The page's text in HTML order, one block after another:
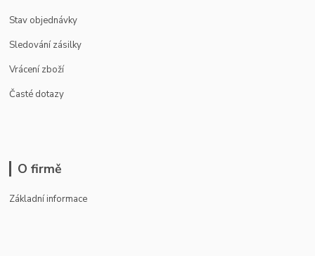
Stav objednávky
Sledování zásilky
Vrácení zboží
Časté dotazy
O firmě
Základní informace